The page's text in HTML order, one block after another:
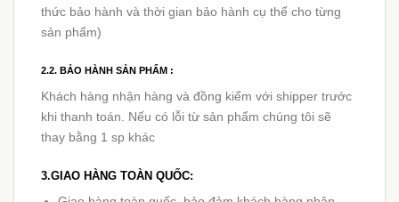
thức bảo hành và thời gian bảo hành cụ thể cho từng
sản phẩm)
2.2. BẢO HÀNH SẢN PHẨM :
Khách hàng nhận hàng và đồng kiểm với shipper trước
khi thanh toán. Nếu có lỗi từ sản phẩm chúng tôi sẽ
thay bằng 1 sp khác
3.GIAO HÀNG TOÀN QUỐC: